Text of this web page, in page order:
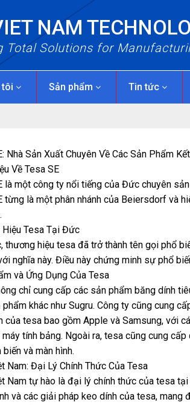
NAM
Total Solutions for
tôi Sản phẩm Tin tức
Nhà Sản Xuất Chuyên Về Các Sản Phẩm
Về Tesa SE
là một công ty nổi tiếng của Đức chuyên
từng là một phân nhánh của Beiersdorf và
Tesa Tại Đức
thương hiệu tesa đã trở thành tên gọi phổ
nghĩa này. Điều này chứng minh sự phổ
và Ứng Dụng Của Tesa
chỉ cung cấp các sản phẩm băng dính
khác như Sugru. Công ty cũng cung
của tesa bao gồm Apple và Samsung, với
máy tính bảng. Ngoài ra, tesa cũng cung
và màn hình.
Nam: Đại Lý Chính Thức Của Tesa
Nam tự hào là đại lý chính thức của tesa
và các giải pháp keo dính của tesa, mang